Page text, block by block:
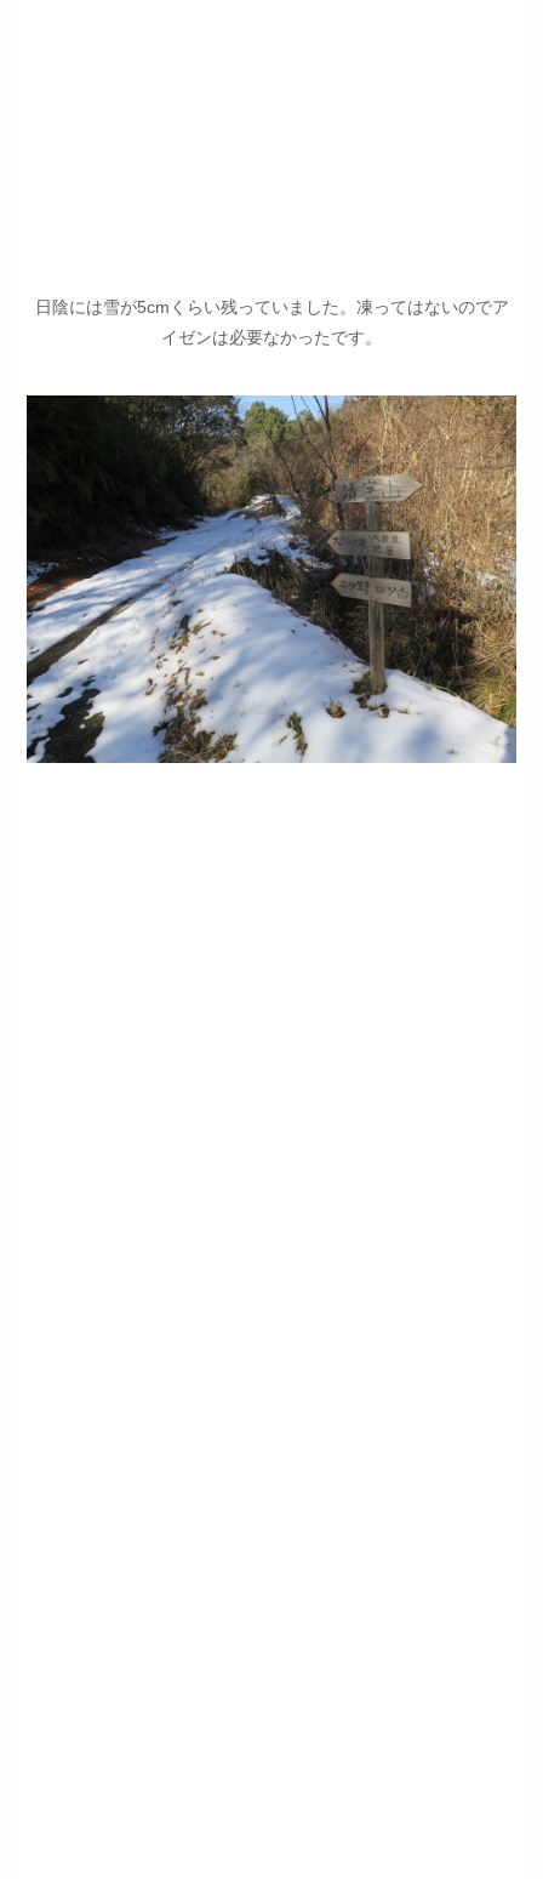
日陰には雪が5cmくらい残っていました。凍ってはないのでア
イゼンは必要なかったです。